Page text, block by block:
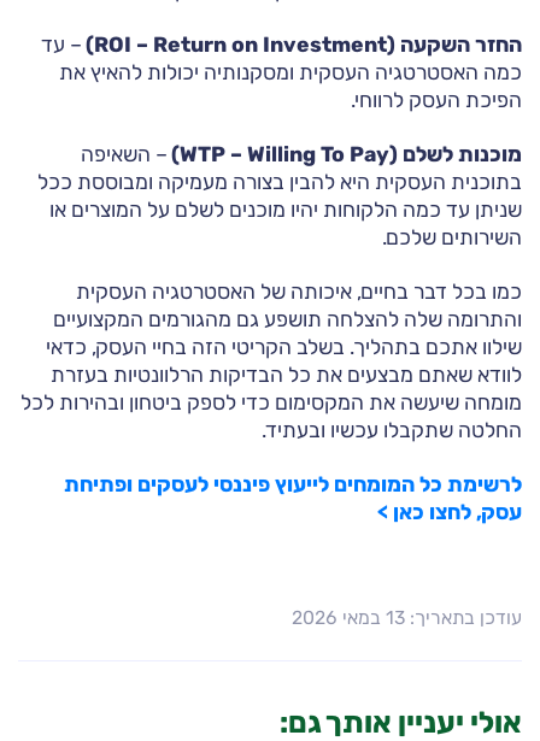
החזר השקעה (ROI – Return on Investment)
– עד
כמה האסטרטגיה העסקית ומסקנותיה יכולות להאיץ את
הפיכת העסק לרווחי.
מוכנות לשלם (WTP – Willing To Pay)
– השאיפה
בתוכנית העסקית היא להבין בצורה מעמיקה ומבוססת ככל
שניתן עד כמה הלקוחות יהיו מוכנים לשלם על המוצרים או
השירותים שלכם.
כמו בכל דבר בחיים, איכותה של האסטרטגיה העסקית
והתרומה שלה להצלחה תושפע גם מהגורמים המקצועיים
שילוו אתכם בתהליך. בשלב הקריטי הזה בחיי העסק, כדאי
לוודא שאתם מבצעים את כל הבדיקות הרלוונטיות בעזרת
מומחה שיעשה את המקסימום כדי לספק ביטחון ובהירות לכל
החלטה שתקבלו עכשיו ובעתיד.
לרשימת כל המומחים לייעוץ פיננסי לעסקים ופתיחת
עסק, לחצו כאן >
עודכן בתאריך: 13 במאי 2026
אולי יעניין אותך גם: